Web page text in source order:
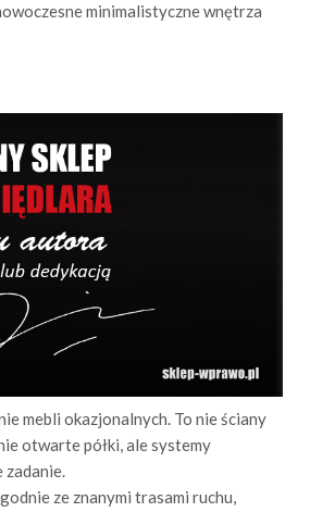
minimalistyczne wnętrza
mebli okazjonalnych. To nie ściany
otwarte półki, ale systemy
zadanie.
ze znanymi trasami ruchu,